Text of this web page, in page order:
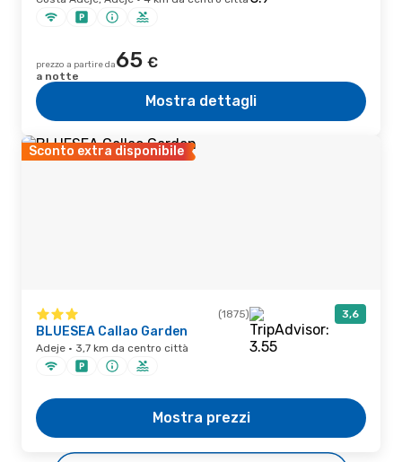
prezzo a partire da65 €
a notte
Mostra dettagli
Sconto extra disponibile
(1875) 3,6
BLUESEA Callao Garden
Adeje · 3,7 km da centro città
Mostra prezzi